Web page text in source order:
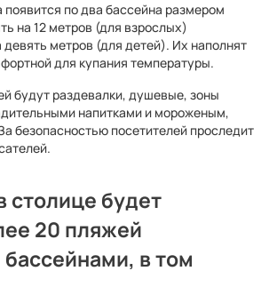
по два бассейна размером
на 12 метров (для взрослых)
метров (для детей). Их наполнят
для купания температуры.
будут раздевалки, душевые, зоны
напитками и мороженым,
безопасностью посетителей проследит
столице будет
20 пляжей
в том